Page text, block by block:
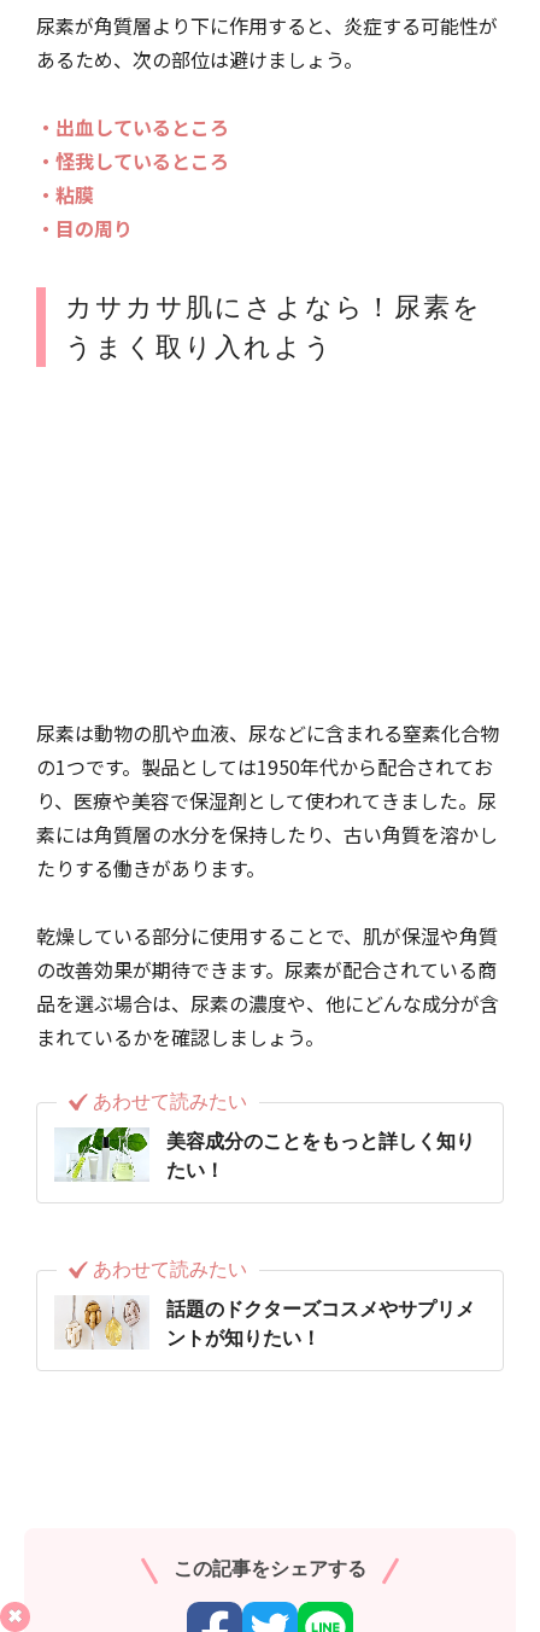
尿素が角質層より下に作用すると、炎症する可能性が
あるため、次の部位は避けましょう。
・出血しているところ
・怪我しているところ
・粘膜
・目の周り
カサカサ肌にさよなら！尿素を
うまく取り入れよう
尿素は動物の肌や血液、尿などに含まれる窒素化合物
の1つです。製品としては1950年代から配合されてお
り、医療や美容で保湿剤として使われてきました。尿
素には角質層の水分を保持したり、古い角質を溶かし
たりする働きがあります。
乾燥している部分に使用することで、肌が保湿や角質
の改善効果が期待できます。尿素が配合されている商
品を選ぶ場合は、尿素の濃度や、他にどんな成分が含
まれているかを確認しましょう。
あわせて読みたい
美容成分のことをもっと詳しく知り
たい！
あわせて読みたい
話題のドクターズコスメやサプリメ
ントが知りたい！
この記事をシェアする